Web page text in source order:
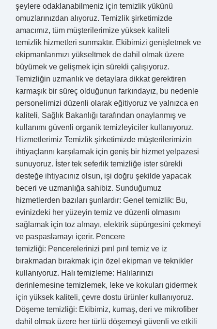
şeylere odaklanabilmeniz için temizlik yükünü
omuzlarınızdan alıyoruz. Temizlik şirketimizde
amacımız, tüm müşterilerimize yüksek kaliteli
temizlik hizmetleri sunmaktır. Ekibimizi genişletmek ve
ekipmanlarımızı yükseltmek de dahil olmak üzere
büyümek ve gelişmek için sürekli çalışıyoruz.
Temizliğin uzmanlık ve detaylara dikkat gerektiren
karmaşık bir süreç olduğunun farkındayız, bu nedenle
personelimizi düzenli olarak eğitiyoruz ve yalnızca en
kaliteli, Sağlık Bakanlığı tarafından onaylanmış ve
kullanımı güvenli organik temizleyiciler kullanıyoruz.
Hizmetlerimiz Temizlik şirketimizde müşterilerimizin
ihtiyaçlarını karşılamak için geniş bir hizmet yelpazesi
sunuyoruz. İster tek seferlik temizliğe ister sürekli
desteğe ihtiyacınız olsun, işi doğru şekilde yapacak
beceri ve uzmanlığa sahibiz. Sunduğumuz
hizmetlerden bazıları şunlardır: Genel temizlik: Bu,
evinizdeki her yüzeyin temiz ve düzenli olmasını
sağlamak için toz almayı, elektrik süpürgesini çekmeyi
ve paspaslamayı içerir. Pencere
temizliği: Pencerelerinizi pırıl pırıl temiz ve iz
bırakmadan bırakmak için özel ekipman ve teknikler
kullanıyoruz. Halı temizleme: Halılarınızı
derinlemesine temizlemek, leke ve kokuları gidermek
için yüksek kaliteli, çevre dostu ürünler kullanıyoruz.
Döşeme temizliği: Ekibimiz, kumaş, deri ve mikrofiber
dahil olmak üzere her türlü döşemeyi güvenli ve etkili